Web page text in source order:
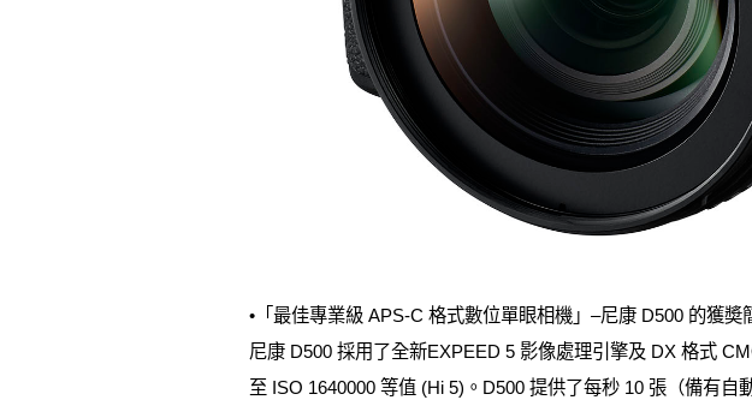
•「最佳專業級 APS-C 格式數位單眼相機」–尼康 D500 的獲奬
尼康 D500 採用了全新EXPEED 5 影像處理引擎及 DX 格式
至 ISO 1640000 等值 (Hi 5)。D500 提供了每秒 10 張（備有